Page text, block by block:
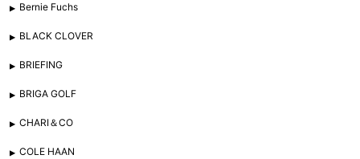
Bernie Fuchs
BLACK CLOVER
BRIEFING
BRIGA GOLF
CHARI＆CO
COLE HAAN